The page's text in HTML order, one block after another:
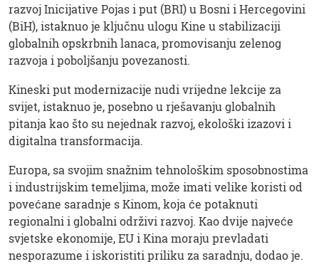
razvoj Inicijative Pojas i put (BRI) u Bosni i Hercegovini
(BiH), istaknuo je ključnu ulogu Kine u stabilizaciji
globalnih opskrbnih lanaca, promovisanju zelenog
razvoja i poboljšanju povezanosti.
Kineski put modernizacije nudi vrijedne lekcije za
svijet, istaknuo je, posebno u rješavanju globalnih
pitanja kao što su nejednak razvoj, ekološki izazovi i
digitalna transformacija.
Europa, sa svojim snažnim tehnološkim sposobnostima
i industrijskim temeljima, može imati velike koristi od
povećane saradnje s Kinom, koja će potaknuti
regionalni i globalni održivi razvoj. Kao dvije najveće
svjetske ekonomije, EU i Kina moraju prevladati
nesporazume i iskoristiti priliku za saradnju, dodao je.